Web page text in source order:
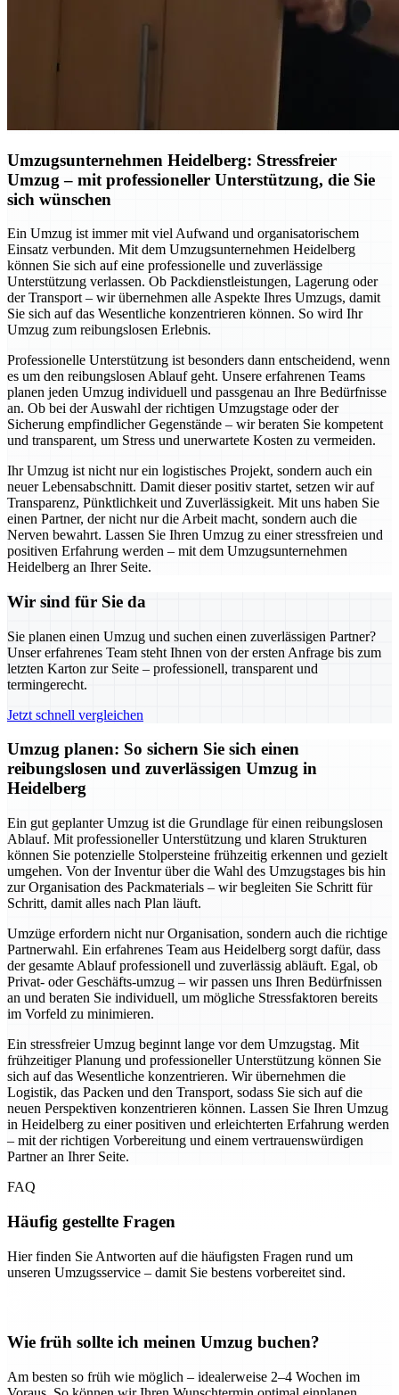
Umzugsunternehmen Heidelberg: Stressfreier
Umzug – mit professioneller Unterstützung, die Sie
sich wünschen
Ein Umzug ist immer mit viel Aufwand und organisatorischem
Einsatz verbunden. Mit dem Umzugsunternehmen Heidelberg
können Sie sich auf eine professionelle und zuverlässige
Unterstützung verlassen. Ob Packdienstleistungen, Lagerung oder
der Transport – wir übernehmen alle Aspekte Ihres Umzugs, damit
Sie sich auf das Wesentliche konzentrieren können. So wird Ihr
Umzug zum reibungslosen Erlebnis.
Professionelle Unterstützung ist besonders dann entscheidend, wenn
es um den reibungslosen Ablauf geht. Unsere erfahrenen Teams
planen jeden Umzug individuell und passgenau an Ihre Bedürfnisse
an. Ob bei der Auswahl der richtigen Umzugstage oder der
Sicherung empfindlicher Gegenstände – wir beraten Sie kompetent
und transparent, um Stress und unerwartete Kosten zu vermeiden.
Ihr Umzug ist nicht nur ein logistisches Projekt, sondern auch ein
neuer Lebensabschnitt. Damit dieser positiv startet, setzen wir auf
Transparenz, Pünktlichkeit und Zuverlässigkeit. Mit uns haben Sie
einen Partner, der nicht nur die Arbeit macht, sondern auch die
Nerven bewahrt. Lassen Sie Ihren Umzug zu einer stressfreien und
positiven Erfahrung werden – mit dem Umzugsunternehmen
Heidelberg an Ihrer Seite.
Wir sind für Sie da
Sie planen einen Umzug und suchen einen zuverlässigen Partner?
Unser erfahrenes Team steht Ihnen von der ersten Anfrage bis zum
letzten Karton zur Seite – professionell, transparent und
termingerecht.
Jetzt schnell vergleichen
Umzug planen: So sichern Sie sich einen
reibungslosen und zuverlässigen Umzug in
Heidelberg
Ein gut geplanter Umzug ist die Grundlage für einen reibungslosen
Ablauf. Mit professioneller Unterstützung und klaren Strukturen
können Sie potenzielle Stolpersteine frühzeitig erkennen und gezielt
umgehen. Von der Inventur über die Wahl des Umzugstages bis hin
zur Organisation des Packmaterials – wir begleiten Sie Schritt für
Schritt, damit alles nach Plan läuft.
Umzüge erfordern nicht nur Organisation, sondern auch die richtige
Partnerwahl. Ein erfahrenes Team aus Heidelberg sorgt dafür, dass
der gesamte Ablauf professionell und zuverlässig abläuft. Egal, ob
Privat- oder Geschäfts-umzug – wir passen uns Ihren Bedürfnissen
an und beraten Sie individuell, um mögliche Stressfaktoren bereits
im Vorfeld zu minimieren.
Ein stressfreier Umzug beginnt lange vor dem Umzugstag. Mit
frühzeitiger Planung und professioneller Unterstützung können Sie
sich auf das Wesentliche konzentrieren. Wir übernehmen die
Logistik, das Packen und den Transport, sodass Sie sich auf die
neuen Perspektiven konzentrieren können. Lassen Sie Ihren Umzug
in Heidelberg zu einer positiven und erleichterten Erfahrung werden
– mit der richtigen Vorbereitung und einem vertrauenswürdigen
Partner an Ihrer Seite.
FAQ
Häufig gestellte Fragen
Hier finden Sie Antworten auf die häufigsten Fragen rund um
unseren Umzugsservice – damit Sie bestens vorbereitet sind.
Wie früh sollte ich meinen Umzug buchen?
Am besten so früh wie möglich – idealerweise 2–4 Wochen im